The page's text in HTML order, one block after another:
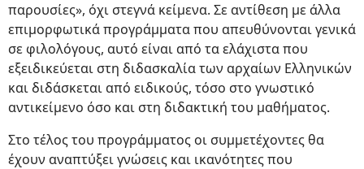
παρουσίες», όχι στεγνά κείμενα. Σε αντίθεση με άλλα
επιμορφωτικά προγράμματα που απευθύνονται γενικά
σε φιλολόγους, αυτό είναι από τα ελάχιστα που
εξειδικεύεται στη διδασκαλία των αρχαίων Ελληνικών
και διδάσκεται από ειδικούς, τόσο στο γνωστικό
αντικείμενο όσο και στη διδακτική του μαθήματος.
Στο τέλος του προγράμματος οι συμμετέχοντες θα
έχουν αναπτύξει γνώσεις και ικανότητες που